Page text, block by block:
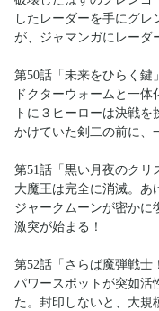
したレーダーを手にグレ
が、ジャマンガにレーダ
第50話「未来をひらく鍵」
ドクターウォームと一
トに３ヒーローは決戦
かけていた剣二の前に、
第51話「黒い月夜のクリ
大魔王は完全に消滅。あ
ジャークムーンが密かに
激突が始まる！
第52話「さらば魔弾戦士
パワースポットが突如活
た。封印しないと、大規